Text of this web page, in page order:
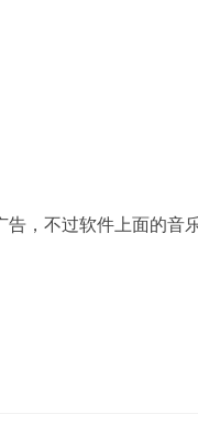
，不过软件上面的音